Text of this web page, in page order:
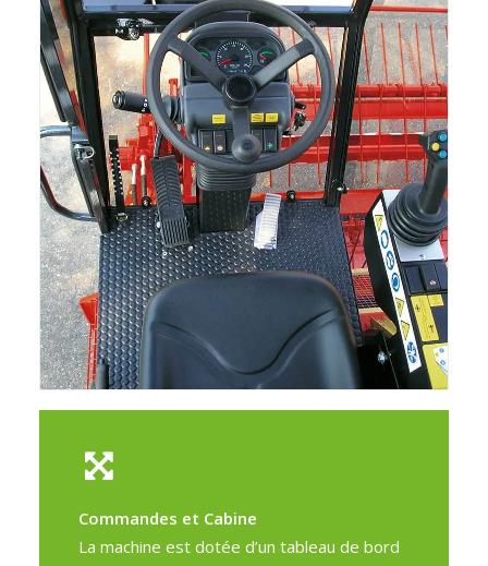
Commandes et Cabine
La machine est dotée d’un tableau de bord